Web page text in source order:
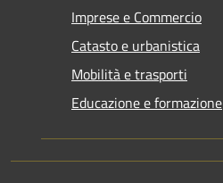
Imprese e Commercio
Catasto e urbanistica
Mobilità e trasporti
Educazione e formazione